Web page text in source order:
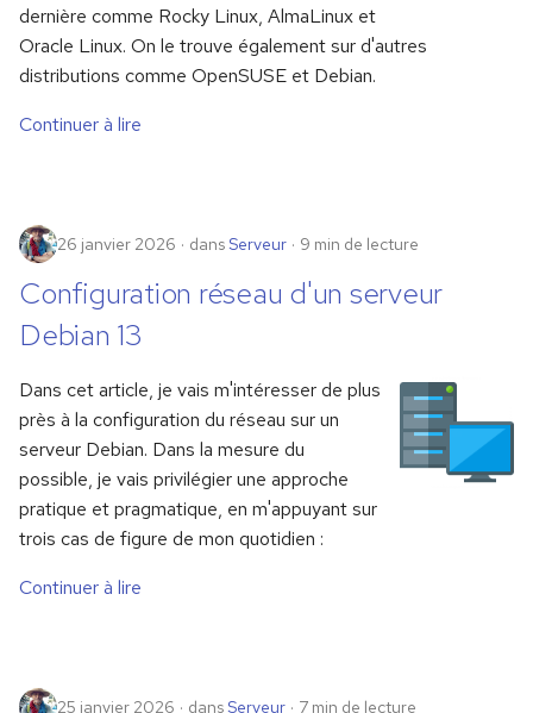
dernière comme Rocky Linux, AlmaLinux et
Oracle Linux. On le trouve également sur d'autres
distributions comme OpenSUSE et Debian.
Continuer à lire
26 janvier 2026 dansServeur 9 min de lecture
Configuration réseau d'un serveur
Debian 13
Dans cet article, je vais m'intéresser de plus
près à la configuration du réseau sur un
serveur Debian. Dans la mesure du
possible, je vais privilégier une approche
pratique et pragmatique, en m'appuyant sur
trois cas de figure de mon quotidien :
Continuer à lire
25 janvier 2026 dansServeur 7 min de lecture